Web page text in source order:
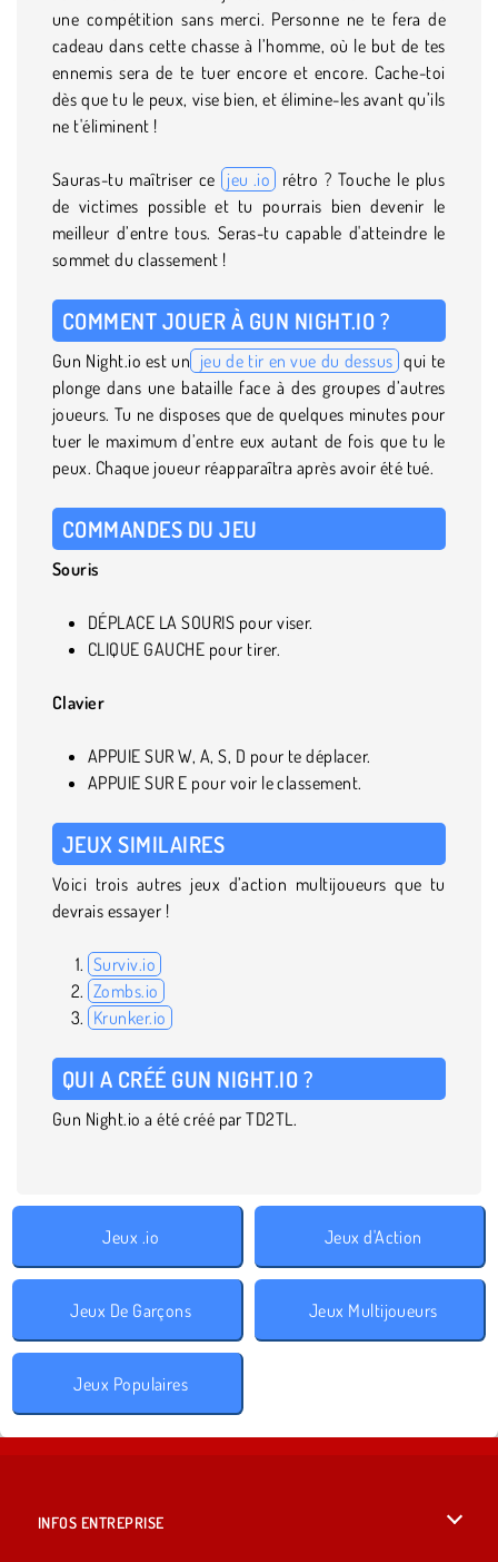
une compétition sans merci. Personne ne te fera de
cadeau dans cette chasse à l’homme, où le but de tes
ennemis sera de te tuer encore et encore. Cache-toi
dès que tu le peux, vise bien, et élimine-les avant qu’ils
ne t'éliminent !
Sauras-tu maîtriser ce jeu .io
rétro ? Touche le plus
de victimes possible et tu pourrais bien devenir le
meilleur d’entre tous. Seras-tu capable d'atteindre le
sommet du classement !
COMMENT JOUER À GUN NIGHT.IO ?
Gun Night.io est un jeu de tir en vue du dessus qui te
plonge dans une bataille face à des groupes d’autres
joueurs. Tu ne disposes que de quelques minutes pour
tuer le maximum d’entre eux autant de fois que tu le
peux. Chaque joueur réapparaîtra après avoir été tué.
COMMANDES DU JEU
Souris
DÉPLACE LA SOURIS pour viser.
CLIQUE GAUCHE pour tirer.
Clavier
APPUIE SUR W, A, S, D pour te déplacer.
APPUIE SUR E pour voir le classement.
JEUX SIMILAIRES
Voici trois autres jeux d’action multijoueurs que tu
devrais essayer !
Surviv.io
Zombs.io
Krunker.io
QUI A CRÉÉ GUN NIGHT.IO ?
Gun Night.io a été créé par TD2TL.
Jeux .io Jeux d'Action
Jeux De Garçons Jeux Multijoueurs
Jeux Populaires
INFOS ENTREPRISE